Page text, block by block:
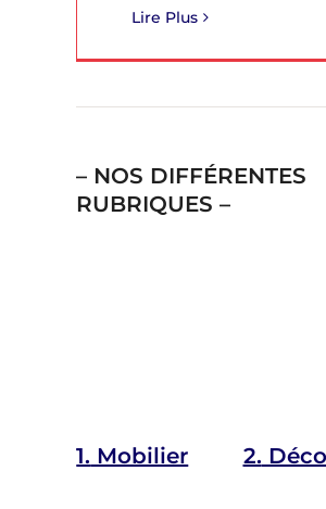
Lire Plus
– NOS DIFFÉRENTES
RUBRIQUES –
1. Mobilier 2.